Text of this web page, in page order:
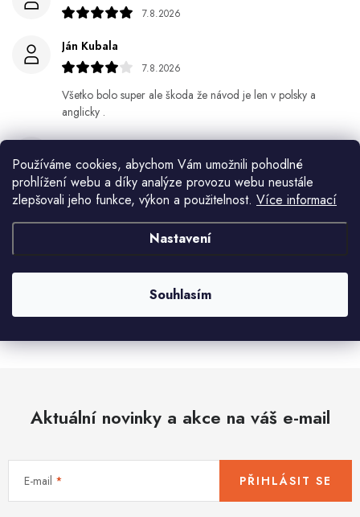
Používáme cookies, abychom Vám umožnili pohodlné
prohlížení webu a díky analýze provozu webu neustále
zlepšovali jeho funkce, výkon a použitelnost. Více informací
Nastavení
Souhlasím
7.8.2026
Ján Kubala
7.8.2026
Všetko bolo super ale škoda že návod je len v polsky a
anglicky .
5.8.2026
Velmi rychlé odeslání. Spokojenost
HELENA MINAŘÍKOVÁ
Zobrazit další hodnocení
Aktuální novinky a akce na váš e-mail
E-mail PŘIHLÁSIT SE